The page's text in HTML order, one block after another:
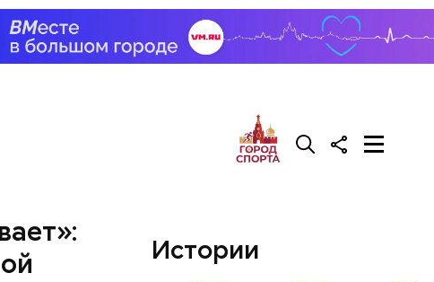
будет. Чем
что это
—
Истории